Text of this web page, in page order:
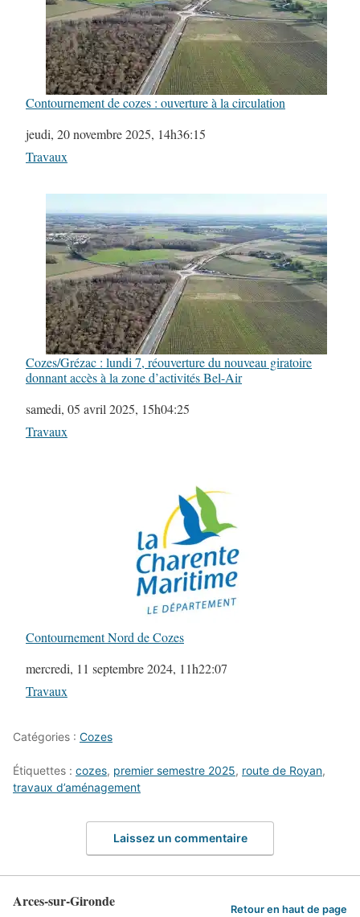
Contournement de cozes : ouverture à la circulation
Date
jeudi, 20 novembre 2025, 14h36:15
Par rapport à
Travaux
Cozes/Grézac : lundi 7, réouverture du nouveau giratoire
donnant accès à la zone d’activités Bel-Air
Date
samedi, 05 avril 2025, 15h04:25
Par rapport à
Travaux
Contournement Nord de Cozes
Date
mercredi, 11 septembre 2024, 11h22:07
Par rapport à
Travaux
Catégories : Cozes
Étiquettes : cozes, premier semestre 2025, route de Royan,
travaux d’aménagement
Laissez un commentaire
Arces-sur-Gironde Retour en haut de page